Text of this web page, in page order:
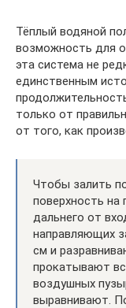
Тёплый водяной
возможность для
эта система не
единственным
только от
от того, как
Чтобы залить
поверхность на
дальнего от
направляющих
см и
прокатывают
воздушных
выравнивают.